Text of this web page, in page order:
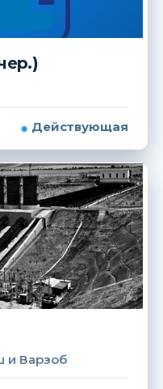
Действующая
и Варзоб